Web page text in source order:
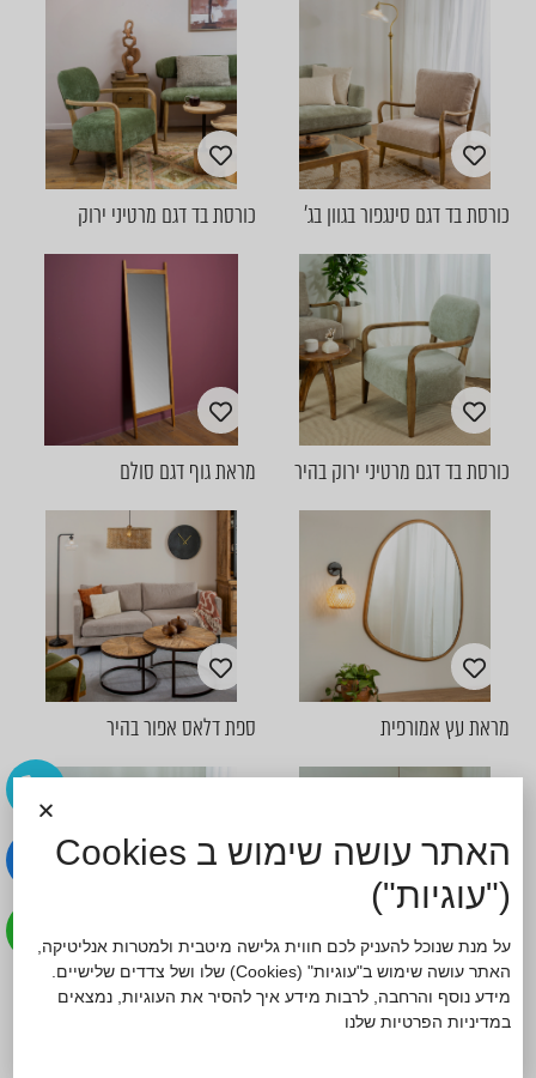
כורסת בד דגם סינגפור בגוון בג' כורסת בד דגם מרטיני ירוק
כורסת בד דגם מרטיני ירוק בהיר מראת גוף דגם סולם
מראת עץ אמורפית ספת דלאס אפור בהיר
ספה דגם קוזי קורדרוי כחול
אדמירל 260 ס"מ
שולחן One piece דגם אוסטרי
עץ טיק ורגלי ברזל
האתר עושה שימוש ב Cookies
("עוגיות")
על מנת שנוכל להעניק לכם חווית גלישה מיטבית ולמטרות אנליטיקה,
האתר עושה שימוש ב"עוגיות" (Cookies) שלו ושל צדדים שלישיים.
מידע נוסף והרחבה, לרבות מידע איך להסיר את העוגיות, נמצאים
במדיניות הפרטיות שלנו